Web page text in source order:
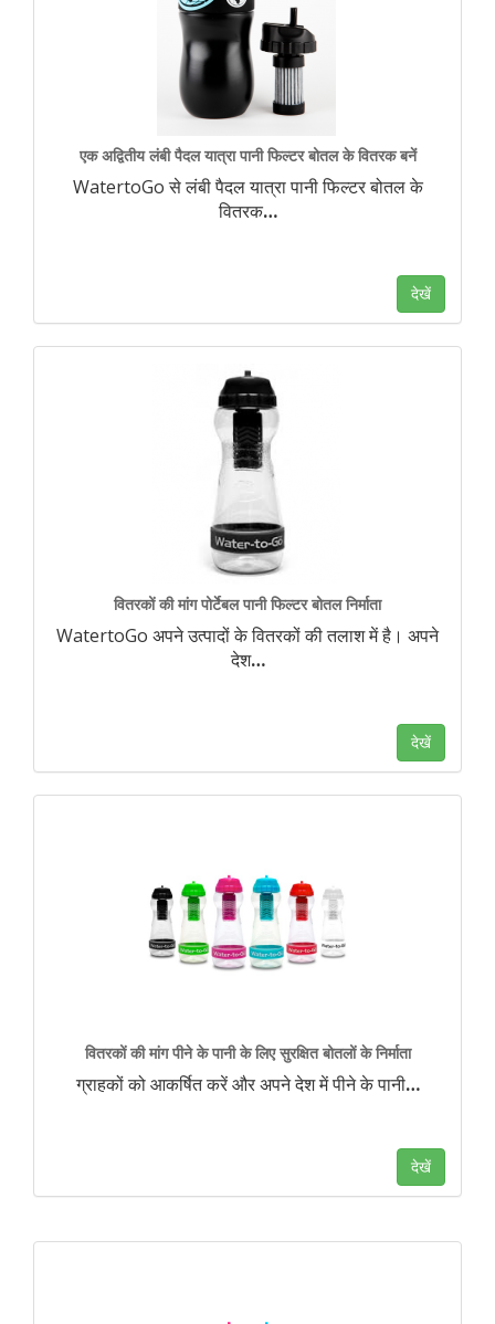
एक अद्वितीय लंबी पैदल यात्रा पानी फिल्टर बोतल के वितरक बनें
WatertoGo से लंबी पैदल यात्रा पानी फिल्टर बोतल के
वितरक…
देखें
वितरकों की मांग पोर्टेबल पानी फिल्टर बोतल निर्माता
WatertoGo अपने उत्पादों के वितरकों की तलाश में है। अपने
देश…
देखें
वितरकों की मांग पीने के पानी के लिए सुरक्षित बोतलों के निर्माता
ग्राहकों को आकर्षित करें और अपने देश में पीने के पानी…
देखें